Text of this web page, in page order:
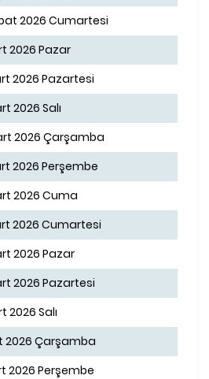
2026 Cumartesi
2026 Pazar
2026 Pazartesi
2026 Salı
2026 Çarşamba
2026 Perşembe
2026 Cuma
2026 Cumartesi
2026 Pazar
2026 Pazartesi
2026 Salı
2026 Çarşamba
2026 Perşembe